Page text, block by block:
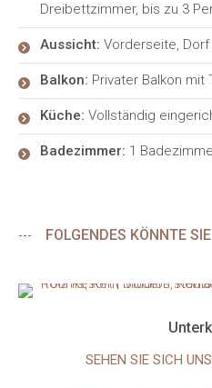
Dreibettzimmer, bis zu 3
Aussicht: Vorderseite,
Balkon: Privater Balkon mit
Küche: Vollständig
Badezimmer: 1
FOLGENDES KÖNNTE
SEHEN SIE SICH